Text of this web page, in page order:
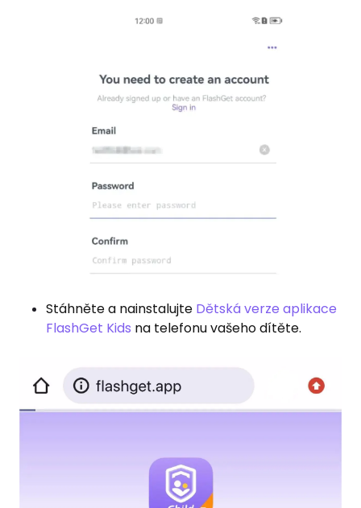
Stáhněte a nainstalujte Dětská verze aplikace
FlashGet Kids na telefonu vašeho dítěte.